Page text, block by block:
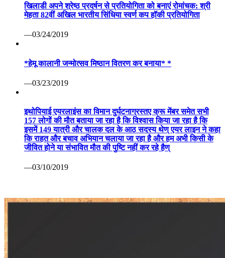
खिलाडी अपने श्रेष्ठ प्रदर्षन से प्रतियोगिता को बनाएं रोमांचक: श्री
मेहता 82वीं अखिल भारतीय सिंधिया स्वर्ण कप हॉकी प्रतियोगिता
—03/24/2019
*हेमू कालानी जन्मोत्सव मिष्ठान वितरण कर बनाया* *
—03/23/2019
इथोपियाई एयरलाइंस का विमान दुर्घटनाग्रस्तए क्रू मेंबर समेत सभी
157 लोगों की मौत बताया जा रहा है कि विश्वास किया जा रहा है कि
इसमें 149 यात्री और चालक दल के आठ सदस्य थेण् एयर लाइन ने कहा
कि राहत और बचाव अभियान चलाया जा रहा है और हम अभी किसी के
जीवित होने या संभावित मौत की पुष्टि नहीं कर रहे हैण्
—03/10/2019